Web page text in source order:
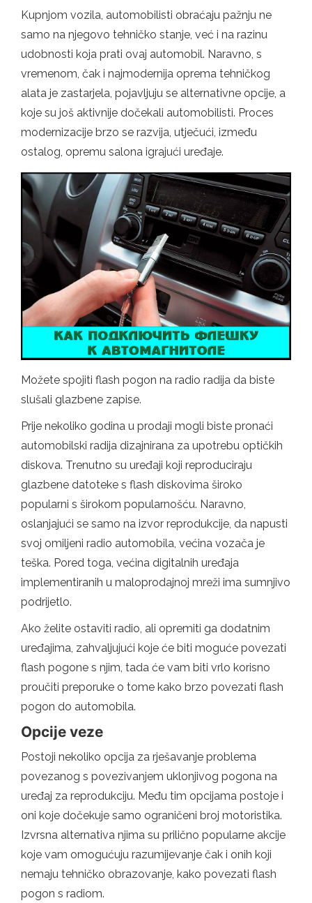
Kupnjom vozila, automobilisti obraćaju pažnju ne
samo na njegovo tehničko stanje, već i na razinu
udobnosti koja prati ovaj automobil. Naravno, s
vremenom, čak i najmodernija oprema tehničkog
alata je zastarjela, pojavljuju se alternativne opcije, a
koje su još aktivnije dočekali automobilisti. Proces
modernizacije brzo se razvija, utječući, između
ostalog, opremu salona igrajući uređaje.
Možete spojiti flash pogon na radio radija da biste
slušali glazbene zapise.
Prije nekoliko godina u prodaji mogli biste pronaći
automobilski radija dizajnirana za upotrebu optičkih
diskova. Trenutno su uređaji koji reproduciraju
glazbene datoteke s flash diskovima široko
popularni s širokom popularnošću. Naravno,
oslanjajući se samo na izvor reprodukcije, da napusti
svoj omiljeni radio automobila, većina vozača je
teška. Pored toga, većina digitalnih uređaja
implementiranih u maloprodajnoj mreži ima sumnjivo
podrijetlo.
Ako želite ostaviti radio, ali opremiti ga dodatnim
uređajima, zahvaljujući koje će biti moguće povezati
flash pogone s njim, tada će vam biti vrlo korisno
proučiti preporuke o tome kako brzo povezati flash
pogon do automobila.
Opcije veze
Postoji nekoliko opcija za rješavanje problema
povezanog s povezivanjem uklonjivog pogona na
uređaj za reprodukciju. Među tim opcijama postoje i
oni koje dočekuje samo ograničeni broj motoristika.
Izvrsna alternativa njima su prilično popularne akcije
koje vam omogućuju razumijevanje čak i onih koji
nemaju tehničko obrazovanje, kako povezati flash
pogon s radiom.